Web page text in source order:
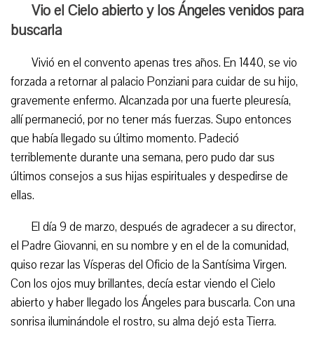
Vio el Cielo abierto y los Ángeles venidos para
buscarla
Vivió en el convento apenas tres años. En 1440, se vio
forzada a retornar al palacio Ponziani para cuidar de su hijo,
gravemente enfermo. Alcanzada por una fuerte pleuresía,
allí permaneció, por no tener más fuerzas. Supo entonces
que había llegado su último momento. Padeció
terriblemente durante una semana, pero pudo dar sus
últimos consejos a sus hijas espirituales y despedirse de
ellas.
El día 9 de marzo, después de agradecer a su director,
el Padre Giovanni, en su nombre y en el de la comunidad,
quiso rezar las Vísperas del Oficio de la Santísima Virgen.
Con los ojos muy brillantes, decía estar viendo el Cielo
abierto y haber llegado los Ángeles para buscarla. Con una
sonrisa iluminándole el rostro, su alma dejó esta Tierra.